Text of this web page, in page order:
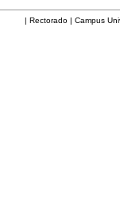
| Rectorado | Campus